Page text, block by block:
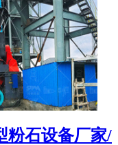
粉石设备厂家/